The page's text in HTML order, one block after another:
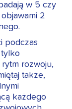
w 5 czy
2
podczas
rozwoju,
także,
każdego